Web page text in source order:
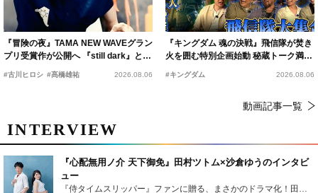
『冒険の夜』TAMA NEW WAVEグラン
プリ受賞作が公開へ 『still dark』と同
#古川ヒロシ #髙橋雄祐 2026.08.06
『キングダム 魂の決戦』飛信隊が焚き
火を囲む特別企画始動 秘蔵トーク満載
#キングダム 2026.08.06
動画記事一覧
INTERVIEW
『心配無用ノ介 天下御免』田村ツトム×沙倉ゆうのインタビ
ュー
『侍タイムスリッパー』ファンに贈る、まさかのドラマ化！田村ツトム×沙倉ゆうのが語る『心配無用ノ介』撮影秘話